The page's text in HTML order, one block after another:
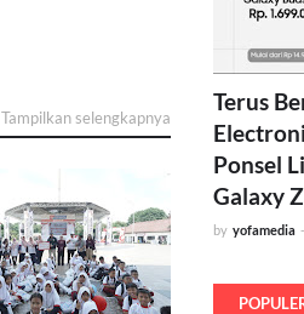
Tampilkan selengkapnya
Terus
Ponsel
Galaxy
by yofamedia -